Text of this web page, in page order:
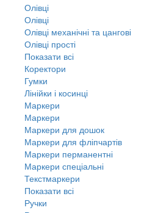
Олівці
Олівці
Олівці механічні та цангові
Олівці прості
Показати всі
Коректори
Гумки
Лінійки і косинці
Маркери
Маркери
Маркери для дошок
Маркери для фліпчартів
Маркери перманентні
Маркери спеціальні
Текстмаркери
Показати всі
Ручки